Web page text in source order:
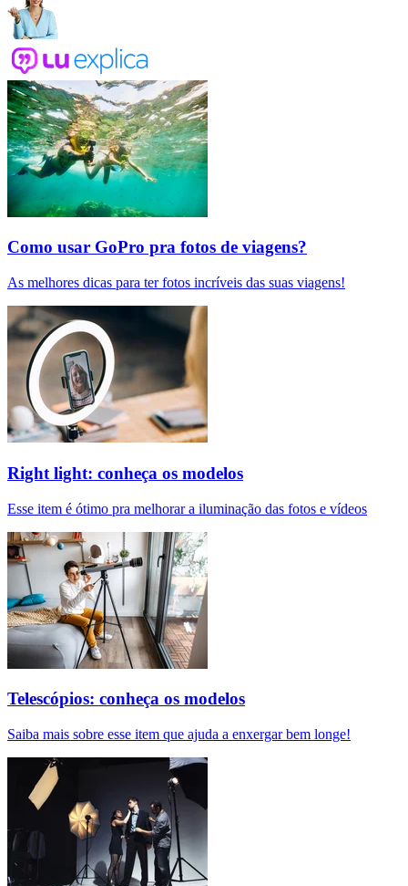
Como usar GoPro pra fotos de viagens?
As melhores dicas para ter fotos incríveis das suas viagens!
Right light: conheça os modelos
Esse item é ótimo pra melhorar a iluminação das fotos e vídeos
Telescópios: conheça os modelos
Saiba mais sobre esse item que ajuda a enxergar bem longe!